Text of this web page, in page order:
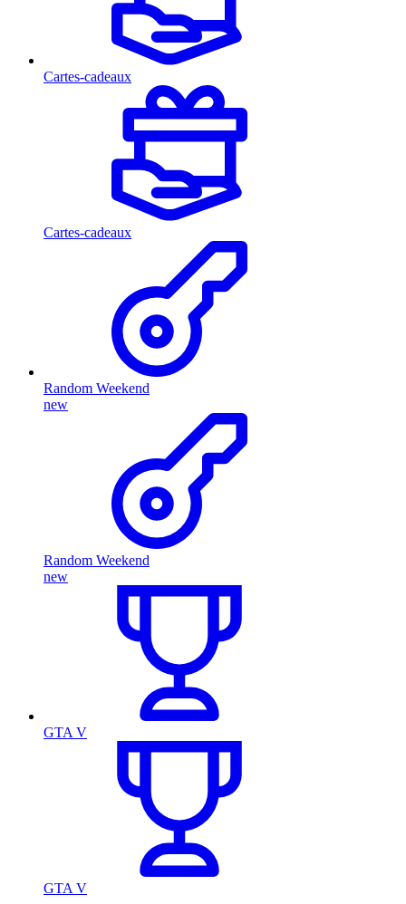
Cartes-cadeaux
Cartes-cadeaux
Random Weekend
new
Random Weekend
new
GTA V
GTA V